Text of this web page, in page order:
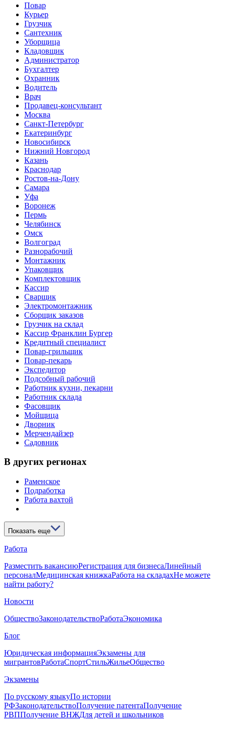
Повар
Курьер
Грузчик
Сантехник
Уборщица
Кладовщик
Администратор
Бухгалтер
Охранник
Водитель
Врач
Продавец-консультант
Москва
Санкт-Петербург
Екатеринбург
Новосибирск
Нижний Новгород
Казань
Краснодар
Ростов-на-Дону
Самара
Уфа
Воронеж
Пермь
Челябинск
Омск
Волгоград
Разнорабочий
Монтажник
Упаковщик
Комплектовщик
Кассир
Сварщик
Электромонтажник
Сборщик заказов
Грузчик на склад
Кассир Франклин Бургер
Кредитный специалист
Повар-грильщик
Повар-пекарь
Экспедитор
Подсобный рабочий
Работник кухни, пекарни
Работник склада
Фасовщик
Мойщица
Дворник
Мерчендайзер
Садовник
В других регионах
Раменское
Подработка
Работа вахтой
Показать еще
Работа
Разместить вакансиюРегистрация для бизнесаЛинейный
персоналМедицинская книжкаРабота на складахНе можете
найти работу?
Новости
ОбществоЗаконодательствоРаботаЭкономика
Блог
Юридическая информацияЭкзамены для
мигрантовРаботаСпортСтильЖильеОбщество
Экзамены
По русскому языкуПо истории
РФЗаконодательствоПолучение патентаПолучение
РВППолучение ВНЖДля детей и школьников